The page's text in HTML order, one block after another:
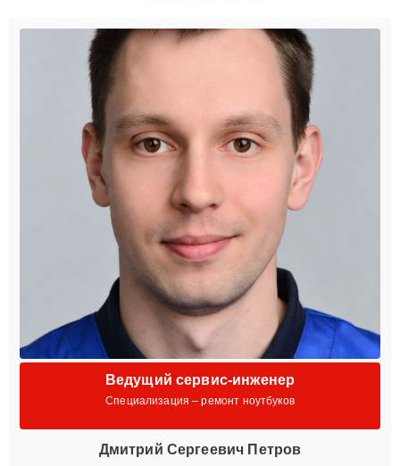
Ведущий сервис-инженер
Специализация – ремонт ноутбуков
Дмитрий Сергеевич Петров